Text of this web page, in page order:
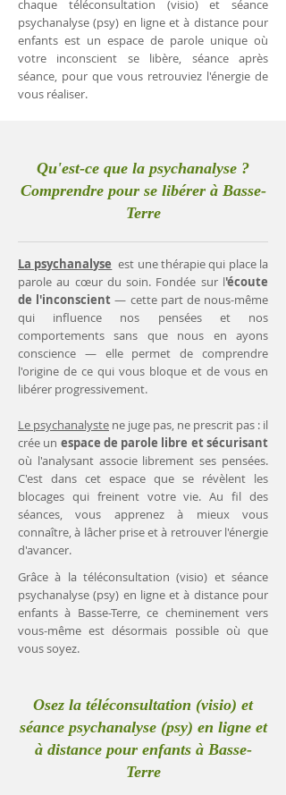
chaque téléconsultation (visio) et séance
psychanalyse (psy) en ligne et à distance pour
enfants est un espace de parole unique où
votre inconscient se libère, séance après
séance, pour que vous retrouviez l'énergie de
vous réaliser.
Qu'est-ce que la psychanalyse ?
Comprendre pour se libérer à Basse-
Terre
La psychanalyse est une thérapie qui place la
parole au cœur du soin. Fondée sur l'écoute
de l'inconscient— cette part de nous-même
qui influence nos pensées et nos
comportements sans que nous en ayons
conscience — elle permet de comprendre
l'origine de ce qui vous bloque et de vous en
libérer progressivement.
Le psychanalyste ne juge pas, ne prescrit pas : il
crée un espace de parole libre et sécurisant
où l'analysant associe librement ses pensées.
C'est dans cet espace que se révèlent les
blocages qui freinent votre vie. Au fil des
séances, vous apprenez à mieux vous
connaître, à lâcher prise et à retrouver l'énergie
d'avancer.
Grâce à la téléconsultation (visio) et séance
psychanalyse (psy) en ligne et à distance pour
enfants à Basse-Terre, ce cheminement vers
vous-même est désormais possible où que
vous soyez.
Osez la téléconsultation (visio) et
séance psychanalyse (psy) en ligne et
à distance pour enfants à Basse-
Terre